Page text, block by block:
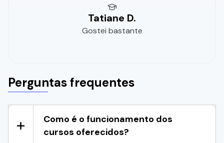
Tatiane D.
Gostei bastante
Perguntas frequentes
Como é o funcionamento dos
cursos oferecidos?